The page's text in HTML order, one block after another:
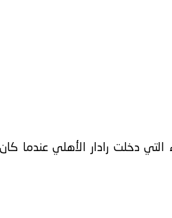
دخلت رادار الأهلي عندما